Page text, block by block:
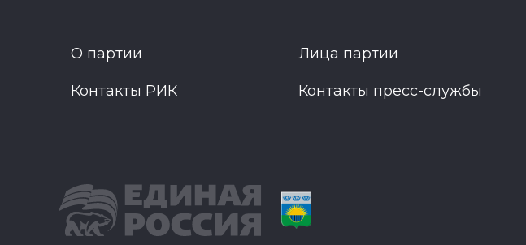
О партии Лица партии
Контакты РИК Контакты пресс-службы